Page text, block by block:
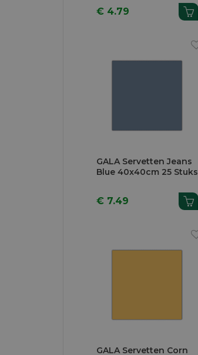
€ 4.79
GALA Servetten Jeans
Blue 40x40cm 25 Stuks
€ 7.49
GALA Servetten Corn